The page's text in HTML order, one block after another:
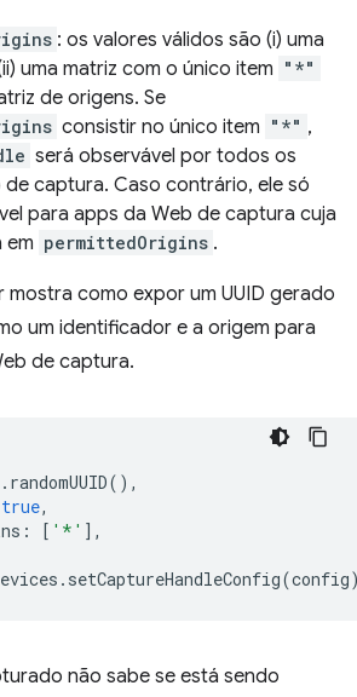
: os valores válidos são (i) uma
uma matriz com o único item "*"
de origens. Se
consistir no único item "*" ,
será observável por todos os
captura. Caso contrário, ele só
para apps da Web de captura cuja
em permittedOrigins .
mostra como expor um UUID gerado
um identificador e a origem para
de captura.
. randomUUID(),
true,
: [ '*' ],
. setCaptureHandleConfig(config
não sabe se está sendo